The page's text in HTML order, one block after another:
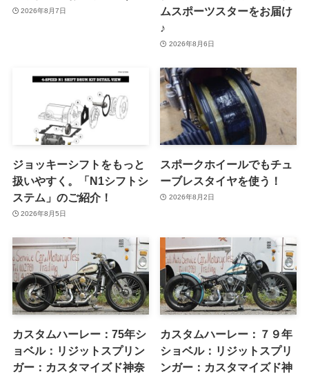
2026年8月7日
ムスポーツスターをお届け
♪
2026年8月6日
ジョッキーシフトをもっと
扱いやすく。「N1シフトシ
ステム」のご紹介！
2026年8月5日
スポークホイールでもチュ
ーブレスタイヤを使う！
2026年8月2日
カスタムハーレー：75年シ
ョベル：リジットスプリン
ガー：カスタマイズド神奈
カスタムハーレー：７９年
ショベル：リジットスプリ
ンガー：カスタマイズド神